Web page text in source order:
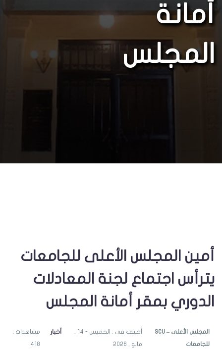
أمانة
المجلس
أمين المجلس الأعلى للجامعات
يترأس اجتماع لجنة المعادلات
الدوري بمقر أمانة المجلس
SCU – المجلس الأعلى
للجامعات مايو , 2026
أخبار مشاهدات :
418